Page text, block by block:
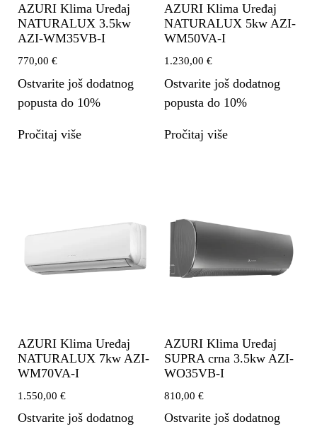
AZURI Klima Uređaj
NATURALUX 3.5kw
AZI-WM35VB-I
770,00 €
Ostvarite još dodatnog
popusta do 10%
Pročitaj više
AZURI Klima Uređaj
NATURALUX 5kw AZI-
WM50VA-I
1.230,00 €
Ostvarite još dodatnog
popusta do 10%
Pročitaj više
AZURI Klima Uređaj
NATURALUX 7kw AZI-
WM70VA-I
1.550,00 €
Ostvarite još dodatnog
AZURI Klima Uređaj
SUPRA crna 3.5kw AZI-
WO35VB-I
810,00 €
Ostvarite još dodatnog